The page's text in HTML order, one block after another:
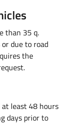
than 35 q.
due to road
the
least 48 hours
days prior to